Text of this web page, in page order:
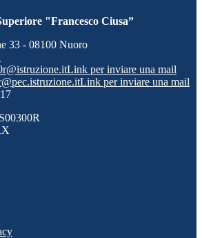
"Francesco Ciusa”
33 - 08100 Nuoro
Link per inviare una mail
Link per inviare una mail